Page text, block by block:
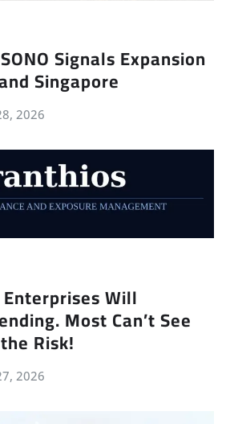
Signals Expansion
Singapore
2026
Will
Most Can’t See
Risk!
2026